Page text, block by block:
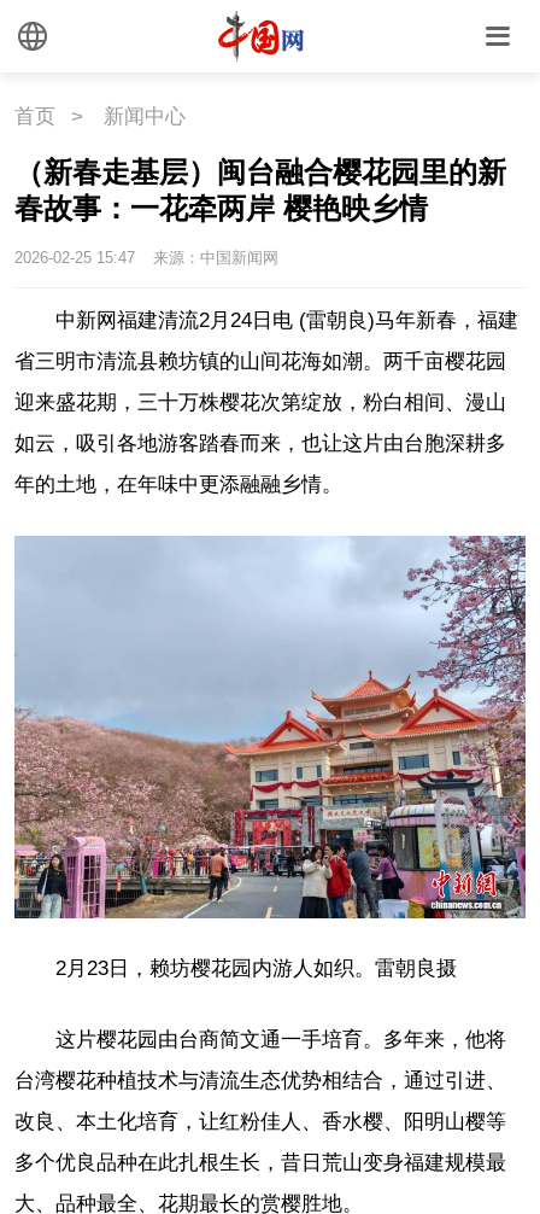
首页 > 新闻中心
（新春走基层）闽台融合樱花园里的新
春故事：一花牵两岸 樱艳映乡情
2026-02-25 15:47 来源：中国新闻网
中新网福建清流2月24日电 (雷朝良)马年新春，福建
省三明市清流县赖坊镇的山间花海如潮。两千亩樱花园
迎来盛花期，三十万株樱花次第绽放，粉白相间、漫山
如云，吸引各地游客踏春而来，也让这片由台胞深耕多
年的土地，在年味中更添融融乡情。
2月23日，赖坊樱花园内游人如织。雷朝良摄
这片樱花园由台商简文通一手培育。多年来，他将
台湾樱花种植技术与清流生态优势相结合，通过引进、
改良、本土化培育，让红粉佳人、香水樱、阳明山樱等
多个优良品种在此扎根生长，昔日荒山变身福建规模最
大、品种最全、花期最长的赏樱胜地。